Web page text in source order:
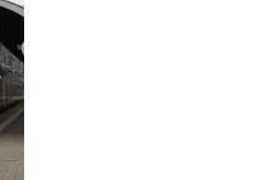
und Kunstbauten